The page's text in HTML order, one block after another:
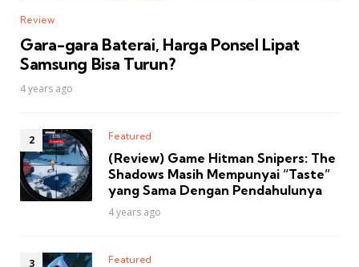
Review
Gara-gara Baterai, Harga Ponsel Lipat
Samsung Bisa Turun?
4 years ago
Featured
(Review) Game Hitman Snipers: The
Shadows Masih Mempunyai “Taste”
yang Sama Dengan Pendahulunya
4 years ago
Featured